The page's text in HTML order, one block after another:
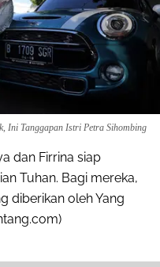
Ini Tanggapan Istri Petra Sihombing
dan Firrina siap
Tuhan. Bagi mereka,
diberikan oleh Yang